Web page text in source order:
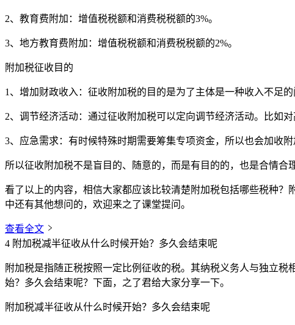
2、教育费附加：增值税税额和消费税税额的3%。
3、地方教育费附加：增值税税额和消费税税额的2%。
附加税征收目的
1、增加财政收入：征收附加税的目的是为了主体是一种收入不足
2、调节经济活动：通过征收附加税可以定向调节经济活动。比如
3、应急需求：有时候特殊时期需要筹集专项资金，所以也会加收
所以征收附加税不是盲目的、随意的，而是有目的的，也是合情合
看了以上的内容，相信大家都应该比较清楚附加税包括哪些税种
中还有其他想问的，欢迎来之了课堂提问。
查看全文
4 附加税减半征收从什么时候开始？多久会结束呢
附加税是指随正税按照一定比例征收的税。其纳税义务人与独立
始？多久会结束呢？下面，之了君给大家分享一下。
附加税减半征收从什么时候开始？多久会结束呢